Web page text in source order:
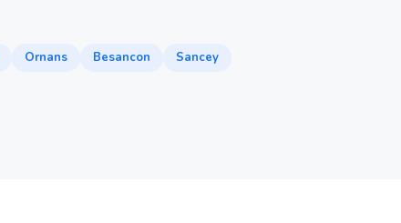
Ornans Besancon
Sancey